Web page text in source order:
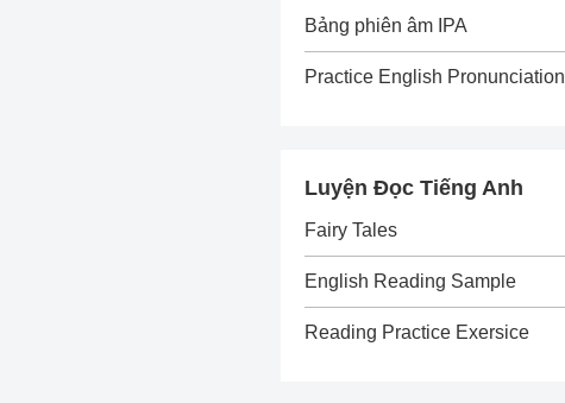
Bảng phiên âm IPA
Practice English Pronunciation
Luyện Đọc Tiếng Anh
Fairy Tales
English Reading Sample
Reading Practice Exersice